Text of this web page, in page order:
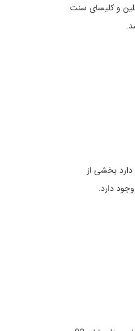
کاخ کرملین و کلیسای سنت
مسکو قرار دارد بخشی از